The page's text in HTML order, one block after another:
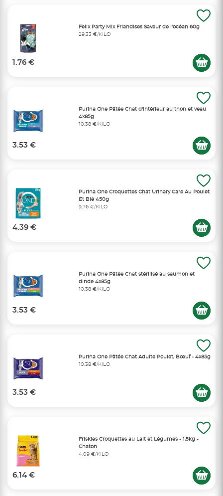
Felix Party Mix Friandises Saveur de l'océan 60g
29,33 €/KILO
1.76 €
Purina One Pâtée Chat d'intérieur au thon et veau
4x85g
10,38 €/KILO
3.53 €
Purina One Croquettes Chat Urinary Care Au Poulet
Et Blé 450g
9,76 €/KILO
4.39 €
Purina One Pâtée Chat stérilisé au saumon et
dinde 4x85g
10,38 €/KILO
3.53 €
Purina One Pâtée Chat Adulte Poulet, Bœuf - 4x85g
10,38 €/KILO
3.53 €
Friskies Croquettes au Lait et Légumes - 1,5kg -
Chaton
4,09 €/KILO
6.14 €